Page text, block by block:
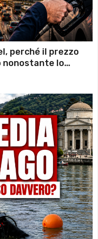
perché il prezzo
nonostante lo